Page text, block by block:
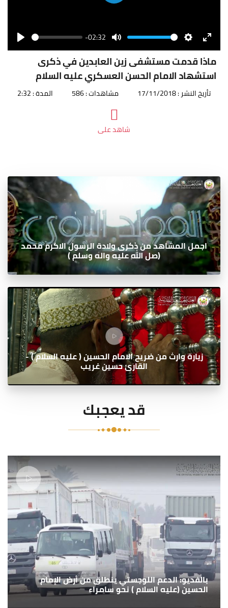
Play
Seek -02:32
Mute
Volume
SettingsEnter
ماذا قدمت مستشفى زين العابدين في ذكرى
استشهاد الامام الحسن العسكري عليه السلام
تأريخ النشر : 17/11/2018 مشاهدات : 586 المدة : 2:32
شاهد على
اجمل المشاهد من ذكرى ولادة الرسول الاكرم محمد
(صل الله عليه واله وسلم )
زيارة وارث من ضريح الامام الحسين ( عليه السلام ) -
القارئ حسين غريب
قد يعجبك
بالفديو: الدعم اللوجستي ينطلق من أرض الإمام
الحسين (عليه السلام ) نحو سامراء